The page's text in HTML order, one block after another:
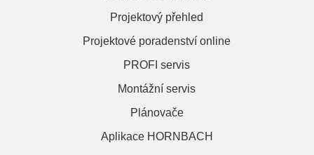
Projektový přehled
Projektové poradenství online
PROFI servis
Montážní servis
Plánovače
Aplikace HORNBACH